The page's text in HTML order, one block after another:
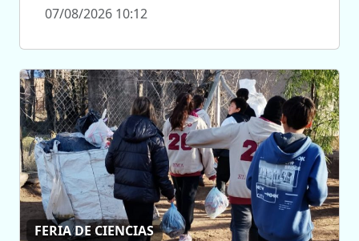
07/08/2026 10:12
FERIA DE CIENCIAS